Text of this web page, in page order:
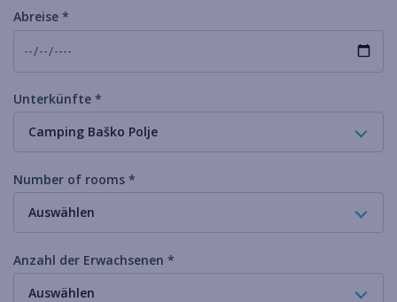
Abreise *
Unterkünfte *
Camping Baško Polje
Number of rooms *
Auswählen
Anzahl der Erwachsenen *
Auswählen